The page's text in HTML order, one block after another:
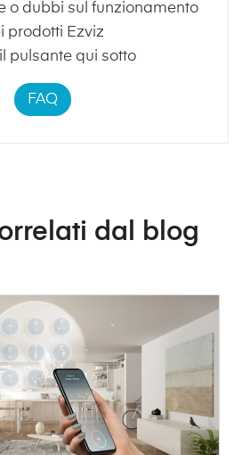
o dubbi sul funzionamento
prodotti Ezviz
pulsante qui sotto
FAQ
dal blog